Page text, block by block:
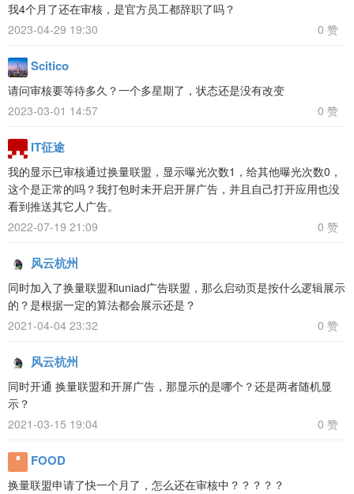
我4个月了还在审核，是官方员工都辞职了吗？
2023-04-29 19:30
0 赞
Scitico
请问审核要等待多久？一个多星期了，状态还是没有改变
2023-03-01 14:57
0 赞
IT征途
我的显示已审核通过换量联盟，显示曝光次数1，给其他曝光次数0，
这个是正常的吗？我打包时未开启开屏广告，并且自己打开应用也没
看到推送其它人广告。
2022-07-19 21:09
0 赞
风云杭州
同时加入了换量联盟和uniad广告联盟，那么启动页是按什么逻辑展示
的？是根据一定的算法都会展示还是？
2021-04-04 23:32
0 赞
风云杭州
同时开通 换量联盟和开屏广告，那显示的是哪个？还是两者随机显
示？
2021-03-15 19:04
0 赞
FOOD
换量联盟申请了快一个月了，怎么还在审核中？？？？？